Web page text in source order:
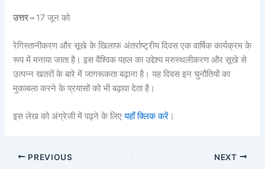
उत्तर –17 जून को
रेगिस्तानीकरण और सूखे के खिलाफ अंतर्राष्ट्रीय दिवस एक वार्षिक कार्यक्रम के
रूप में मनाया जाता है। इस वैश्विक पहल का उद्देश्य मरुस्थलीकरण और सूखे से
उत्पन्न खतरों के बारे में जागरूकता बढ़ाना है। यह दिवस इन चुनौतियों का
मुकाबला करने के प्रयासों को भी बढ़ावा देता है।
इस लेख को अंग्रेजी में पढ़ने के लिएयहाँ क्लिक करें ।
PREVIOUS NEXT